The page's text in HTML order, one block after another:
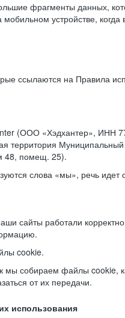
фрагменты данных,
устройстве,
ссылаются на Правила
(ООО «Хэдхантер», ИНН
территория Муниципальный
48, помещ. 25).
слова «мы», речь
сайты работали
cookie.
мы собираем файлы cookie,
от их передачи.
использования